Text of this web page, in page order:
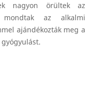
nagyon örültek az
az alkalmi
ajándékozták meg a